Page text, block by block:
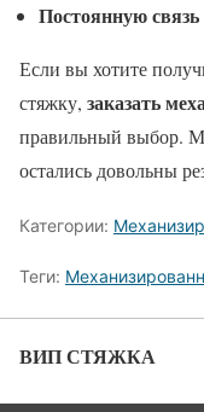
Постоянную связь
Если вы хотите
стяжку, заказать
правильный выбор.
остались довольны
Категории:
Теги:
ВИП СТЯЖКА